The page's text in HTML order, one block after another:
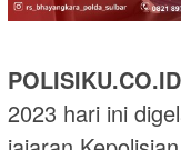
2023 hari ini